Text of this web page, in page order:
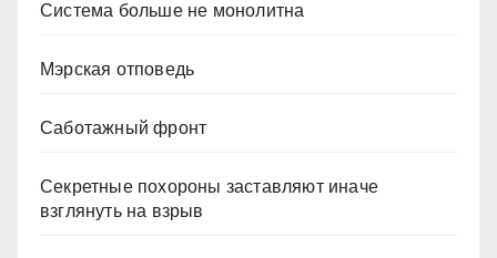
Система больше не монолитна
Мэрская отповедь
Саботажный фронт
Секретные похороны заставляют иначе
взглянуть на взрыв